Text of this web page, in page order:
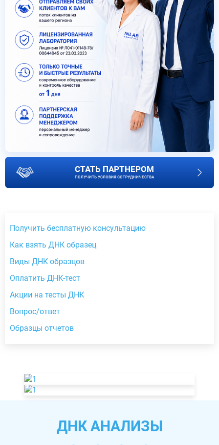
СТАТЬ ПАРТНЕРОМ
ПОЛУЧИТЬ УСЛОВИЯ СОТРУДНИЧЕСТВА
Получить бесплатную консультацию
Как взять ДНК образец
Виды ДНК образцов
Оплатить ДНК-тест
Акции на тесты ДНК
Вопрос/ответ
Образцы отчетов
ДНК АНАЛИЗЫ